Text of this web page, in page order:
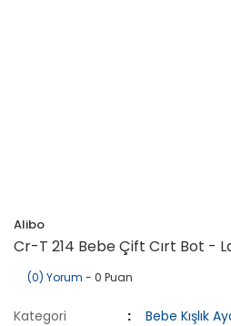
Alibo
Cr-T 214 Bebe Çift Cırt Bot -
(0) Yorum - 0 Puan
Kategori
Bebe Kışlık